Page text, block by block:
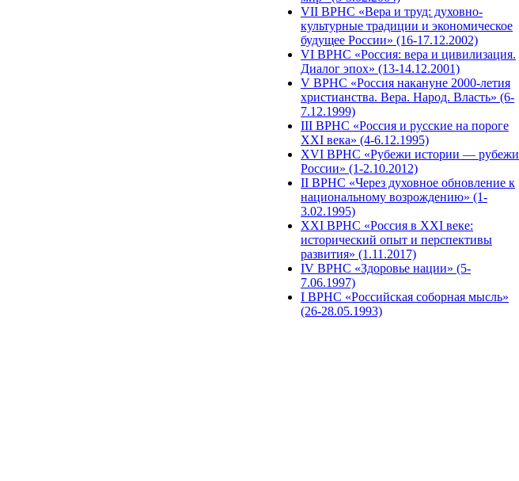
VII ВРНС «Вера и труд: духовно-
культурные традиции и экономическое
будущее России» (16-17.12.2002)
VI ВРНС «Россия: вера и цивилизация.
Диалог эпох» (13-14.12.2001)
V ВРНС «Россия накануне 2000-летия
христианства. Вера. Народ. Власть» (6-
7.12.1999)
III ВРНС «Россия и русские на пороге
XXI века» (4-6.12.1995)
XVI ВРНС «Рубежи истории — рубежи
России» (1-2.10.2012)
II ВРНС «Через духовное обновление к
национальному возрождению» (1-
3.02.1995)
XХI ВРНС «Россия в XXI веке:
исторический опыт и перспективы
развития» (1.11.2017)
IV ВРНС «Здоровье нации» (5-
7.06.1997)
I ВРНС «Российская соборная мысль»
(26-28.05.1993)